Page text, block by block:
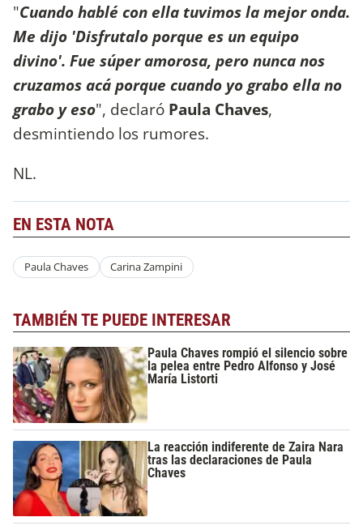
"Cuando hablé con ella tuvimos la mejor onda.
Me dijo 'Disfrutalo porque es un equipo
divino'. Fue súper amorosa, pero nunca nos
cruzamos acá porque cuando yo grabo ella no
grabo y eso", declaró Paula Chaves,
desmintiendo los rumores.
NL.
EN ESTA NOTA
Paula Chaves Carina Zampini
TAMBIÉN TE PUEDE INTERESAR
Paula Chaves rompió el silencio sobre
la pelea entre Pedro Alfonso y José
María Listorti
La reacción indiferente de Zaira Nara
tras las declaraciones de Paula
Chaves